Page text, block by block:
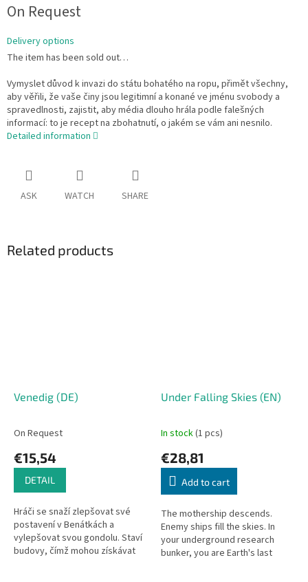
price:
On Request
Delivery options
The item has been sold out…
Vymyslet důvod k invazi do státu bohatého na ropu, přimět všechny,
aby věřili, že vaše činy jsou legitimní a konané ve jménu svobody a
spravedlnosti, zajistit, aby média dlouho hrála podle falešných
informací: to je recept na zbohatnutí, o jakém se vám ani nesnilo.
Detailed information
ASK WATCH SHARE
Related products
Venedig (DE)
On Request
€15,54
DETAIL
Hráči se snaží zlepšovat své
postavení v Benátkách a
vylepšovat svou gondolu. Staví
budovy, čímž mohou získávat
Under Falling Skies (EN)
In stock(1 pcs)
€28,81
Add to cart
The mothership descends.
Enemy ships fill the skies. In
your underground research
bunker, you are Earth's last